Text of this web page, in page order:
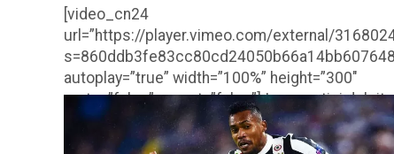
[video_cn24
url=”https://player.vimeo.com/external/
autoplay=”true” width=”100%” height=”300″
mute=”false” repeat=”false”] I pronostici del
degli ottavi di finale della Champions League
2018/2019 Il fascino della Champions League è